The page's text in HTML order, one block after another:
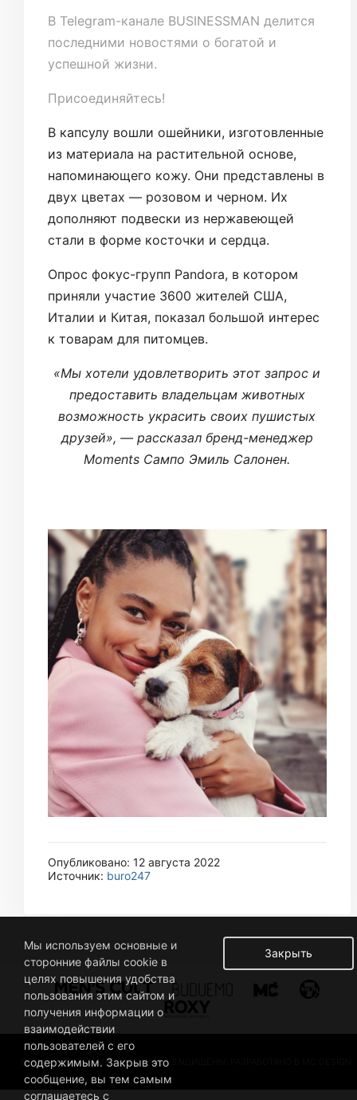
В Telegram-канале BUSINESSMAN делится
последними новостями о богатой и
успешной жизни.
Присоединяйтесь!
В капсулу вошли ошейники, изготовленные
из материала на растительной основе,
напоминающего кожу. Они представлены в
двух цветах — розовом и черном. Их
дополняют подвески из нержавеющей
стали в форме косточки и сердца.
Опрос фокус-групп Pandora, в котором
приняли участие 3600 жителей США,
Италии и Китая, показал большой интерес
к товарам для питомцев.
«Мы хотели удовлетворить этот запрос и
предоставить владельцам животных
возможность украсить своих пушистых
друзей», — рассказал бренд-менеджер
Moments Сампо Эмиль Салонен.
Опубликовано: 12 августа 2022
Источник: buro247
© 2019 BUSINESSMAN. ВСЕ ПРАВА ЗАЩИЩЕНЫ. РАЗРАБОТАНО В MC DESIGN.
Закрыть
Мы используем основные и
сторонние файлы cookie в
целях повышения удобства
пользования этим сайтом и
получения информации о
взаимодействии
пользователей с его
содержимым. Закрыв это
сообщение, вы тем самым
соглашаетесь с